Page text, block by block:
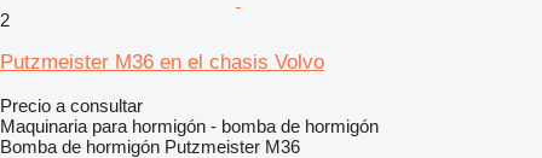
2
Putzmeister M36 en el chasis Volvo
Precio a consultar
Maquinaria para hormigón - bomba de hormigón
Bomba de hormigón Putzmeister M36